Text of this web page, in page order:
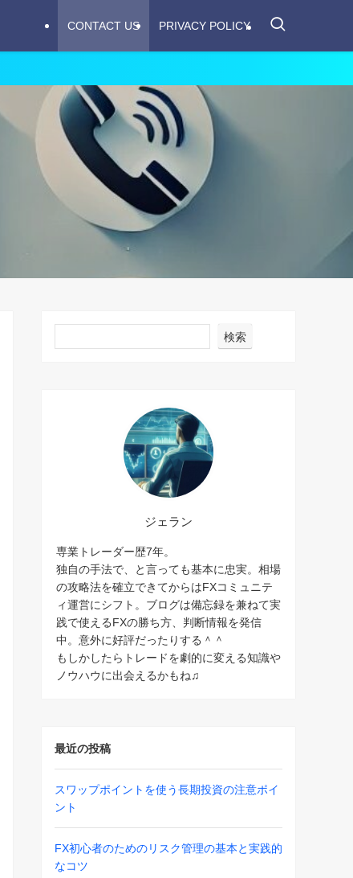
CONTACT US PRIVACY POLICY
検索
ジェラン
専業トレーダー歴7年。
独自の手法で、と言っても基本に忠実。相場
の攻略法を確立できてからはFXコミュニテ
ィ運営にシフト。ブログは備忘録を兼ねて実
践で使えるFXの勝ち方、判断情報を発信
中。意外に好評だったりする＾＾
もしかしたらトレードを劇的に変える知識や
ノウハウに出会えるかもね♫
最近の投稿
スワップポイントを使う長期投資の注意ポイ
ント
FX初心者のためのリスク管理の基本と実践的
なコツ